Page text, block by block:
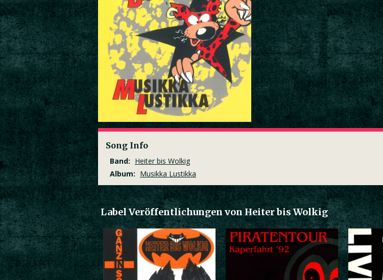
Song Info
Band: Heiter bis Wolkig
Album: Musikka Lustikka
Label Veröffentlichungen von Heiter bis Wolkig